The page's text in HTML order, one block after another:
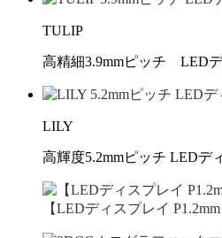
TULIP
高精細3.9mmピッチ LED
LILY
高輝度5.2mmピッチ LEDデ
【LEDディスプレイ